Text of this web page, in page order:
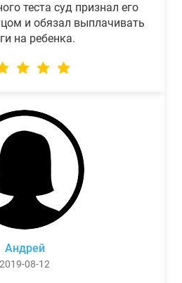
теста суд признал его
и обязал выплачивать
на ребенка.
Андрей
2019-08-12